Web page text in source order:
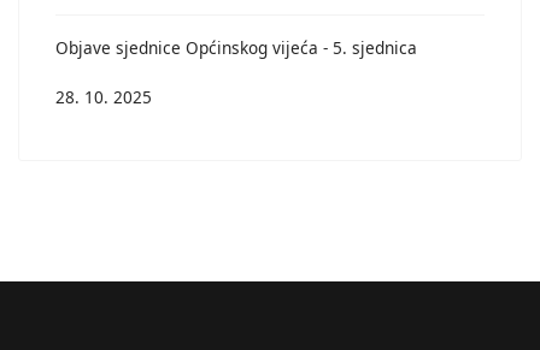
Objave sjednice Općinskog vijeća - 5. sjednica
28. 10. 2025